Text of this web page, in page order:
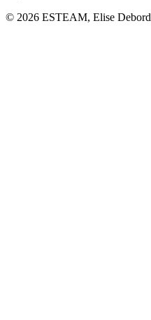
© 2026 ESTEAM, Elise Debord